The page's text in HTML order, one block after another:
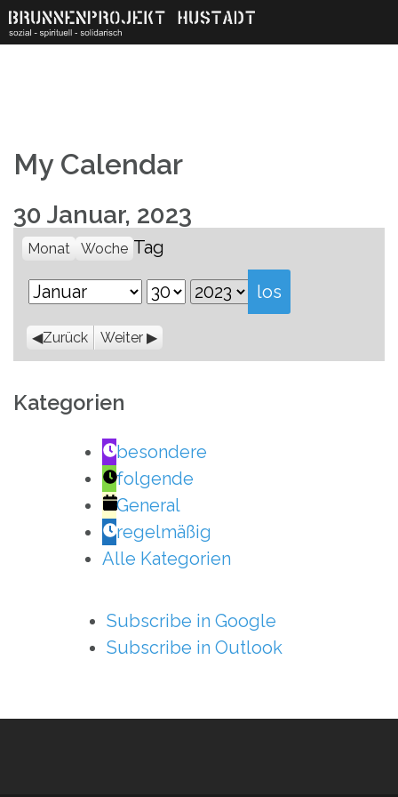
Skip
to
My Calendar
30 Januar, 2023
Monat Woche Tag
Monat
Tag
Jahr
Zurück Weiter
Kategorien
besondere
folgende
General
regelmäßig
Alle Kategorien
Subscribe in Google
Subscribe in Outlook